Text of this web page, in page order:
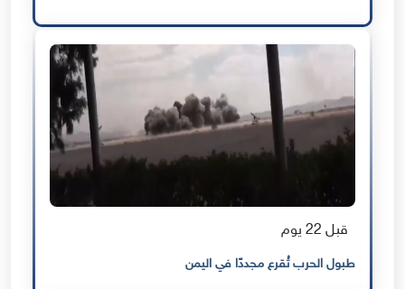
قبل 22 يوم
طبول الحرب تُقرع مجددًا في اليمن